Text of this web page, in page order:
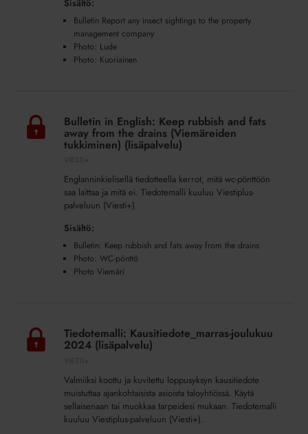
Sisältö:
Bulletin Report any insect sightings to the property
management company
Photo: Lude
Photo: Kuoriainen
English:
Bulletin in English: Keep rubbish and fats
away from the drains (Viemäreiden
tukkiminen) (lisäpalvelu)
Englanninkielisellä tiedotteella kerrot, mitä wc-pönttöön
saa laittaa ja mitä ei. Tiedotemalli kuuluu Viestiplus-
palveluun (Viesti+).
Sisältö:
Bulletin: Keep rubbish and fats away from the drains
Photo: WC-pönttö
Photo Viemäri
Kausitiedote_marras-
joulukuu
2024
Tiedotemalli: Kausitiedote_marras-joulukuu
2024 (lisäpalvelu)
Valmiiksi koottu ja kuvitettu loppusyksyn kausitiedote
muistuttaa ajankohtaisista asioista taloyhtiössä. Käytä
sellaisenaan tai muokkaa tarpeidesi mukaan. Tiedotemalli
kuuluu Viestiplus-palveluun (Viesti+).